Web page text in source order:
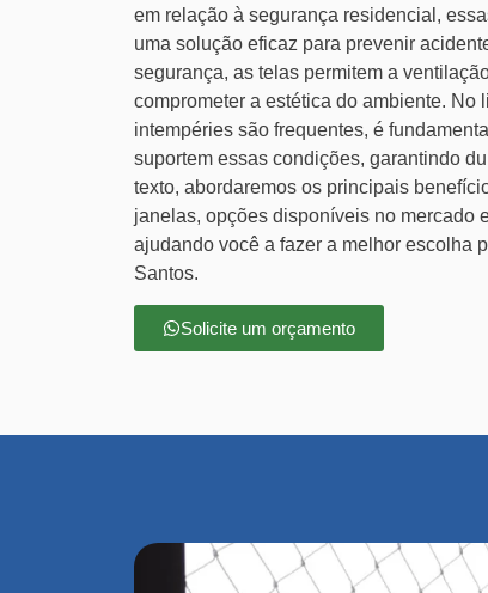
em relação à segurança residencial,
uma solução eficaz para prevenir
segurança, as telas permitem a
comprometer a estética do ambiente. No
intempéries são frequentes, é
suportem essas condições, garantindo
texto, abordaremos os principais
janelas, opções disponíveis no mercado
ajudando você a fazer a melhor escolha
Santos.
Solicite um orçamento